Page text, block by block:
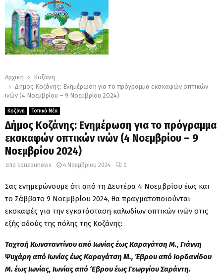
Αρχική
Κοζάνη
Δήμος Κοζάνης: Ενημέρωση για το πρόγραμμα εκσκαφών οπτικών
ινών (4 Νοεμβρίου – 9 Νοεμβρίου 2024)
Κοζάνη Τοπικά Νέα
Δήμος Κοζάνης: Ενημέρωση για το πρόγραμμα
εκσκαφών οπτικών ινών (4 Νοεμβρίου – 9
Νοεμβρίου 2024)
από kouzounews 4 Νοεμβρίου 2024 0
Σας ενημερώνουμε ότι από τη Δευτέρα 4 Νοεμβρίου έως και
το Σάββατο 9 Νοεμβρίου 2024, θα πραγματοποιούνται
εκσκαφές για την εγκατάσταση καλωδίων οπτικών ινών στις
εξής οδούς της πόλης της Κοζάνης:
Ταχτσή Κωνσταντίνου από Ιωνίας έως Καραγάτση Μ., Γιάννη
Ψυχάρη από Ιωνίας έως Καραγάτση Μ., Έβρου από Ιορδανίδου
Μ. έως Ιωνίας, Ιωνίας από ‘Εβρου έως Γεωργίου Σαράντη.